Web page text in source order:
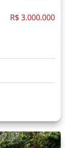
R$ 3.000.000